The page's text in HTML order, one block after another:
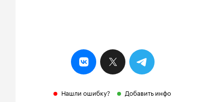
Нашли ошибку? Добавить инфо